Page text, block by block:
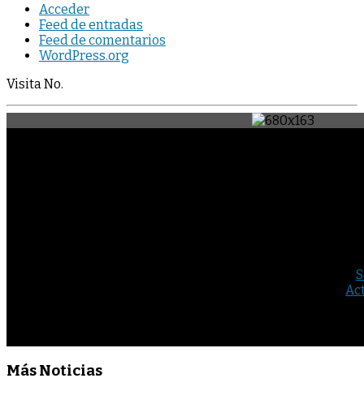
Acceder
Feed de entradas
Feed de comentarios
WordPress.org
Visita No.
Más Noticias